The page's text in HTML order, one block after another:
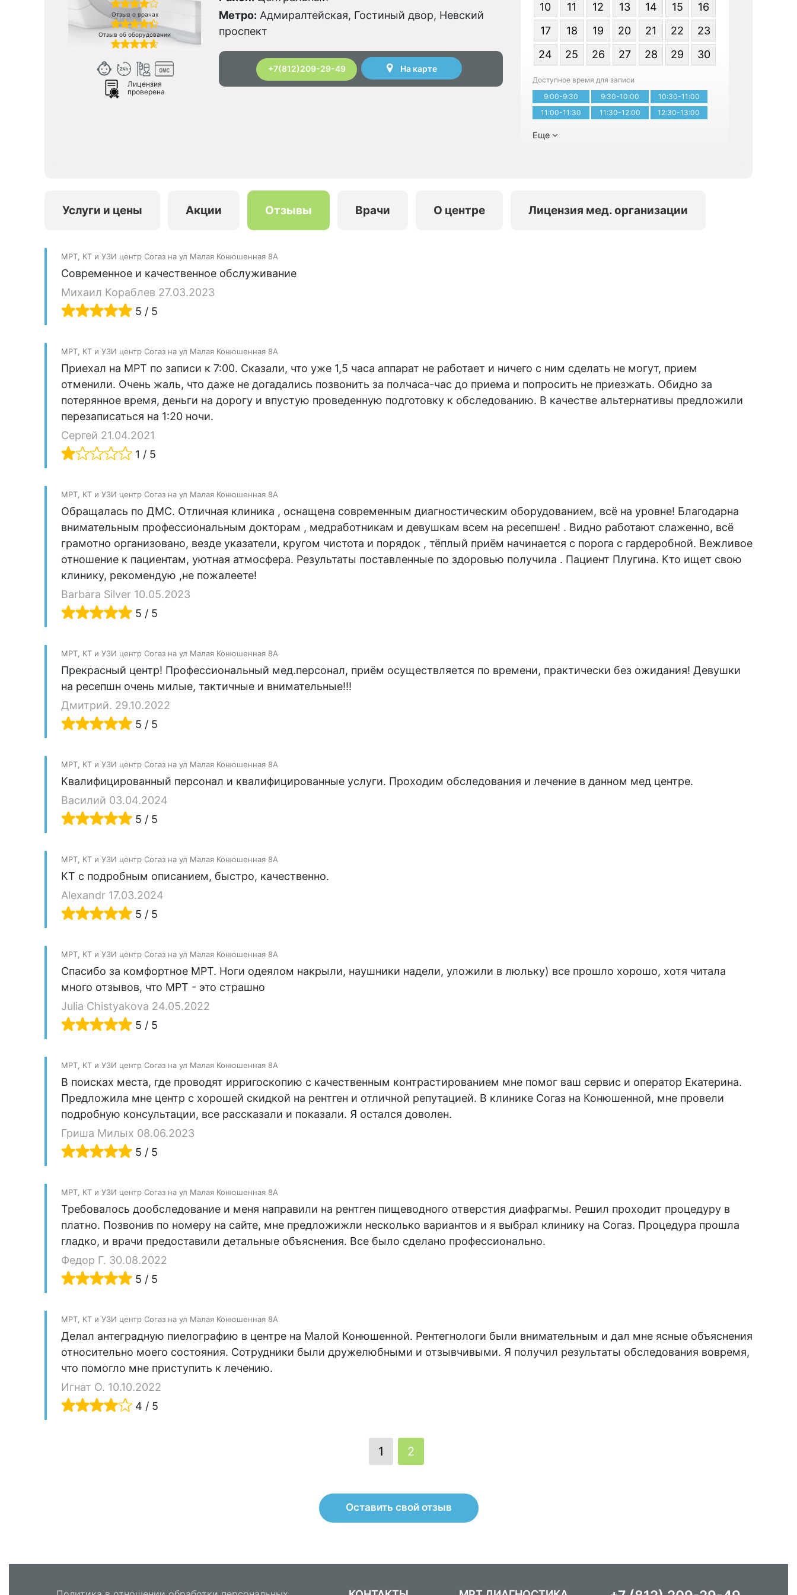
Отзыв о врачах
Отзыв об оборудовании
Лицензия
проверена
Метро: Адмиралтейская, Гостиный двор, Невский
проспект
+7(812)209-29-49 На карте
10
11 12 13 14 15
16
17
18 19 20 21 22
23
24
25 26 27 28 29 30
Доступное время для записи
9:00-9:30
9:30-10:00
10:30-11:00
11:00-11:30
11:30-12:00 12:30-13:00
Еще
Услуги и цены Акции Отзывы Врачи О центре Лицензия мед. организации
МРТ, КТ и УЗИ центр Согаз на ул Малая Конюшенная 8А
Современное и качественное обслуживание
Михаил Кораблев 27.03.2023
5 / 5
МРТ, КТ и УЗИ центр Согаз на ул Малая Конюшенная 8А
Приехал на МРТ по записи к 7:00. Сказали, что уже 1,5 часа аппарат не работает и ничего с ним сделать не могут, прием
отменили. Очень жаль, что даже не догадались позвонить за полчаса-час до приема и попросить не приезжать. Обидно за
потерянное время, деньги на дорогу и впустую проведенную подготовку к обследованию. В качестве альтернативы предложили
перезаписаться на 1:20 ночи.
Сергей 21.04.2021
1 / 5
МРТ, КТ и УЗИ центр Согаз на ул Малая Конюшенная 8А
Обращалась по ДМС. Отличная клиника , оснащена современным диагностическим оборудованием, всё на уровне! Благодарна
внимательным профессиональным докторам , медработникам и девушкам всем на ресепшен! . Видно работают слаженно, всё
грамотно организовано, везде указатели, кругом чистота и порядок , тёплый приём начинается с порога с гардеробной. Вежливое
отношение к пациентам, уютная атмосфера. Результаты поставленные по здоровью получила . Пациент Плугина. Кто ищет свою
клинику, рекомендую ,не пожалеете!
Barbara Silver 10.05.2023
5 / 5
МРТ, КТ и УЗИ центр Согаз на ул Малая Конюшенная 8А
Прекрасный центр! Профессиональный мед.персонал, приём осуществляется по времени, практически без ожидания! Девушки
на ресепшн очень милые, тактичные и внимательные!!!
Дмитрий. 29.10.2022
5 / 5
МРТ, КТ и УЗИ центр Согаз на ул Малая Конюшенная 8А
Квалифицированный персонал и квалифицированные услуги. Проходим обследования и лечение в данном мед центре.
Василий 03.04.2024
5 / 5
МРТ, КТ и УЗИ центр Согаз на ул Малая Конюшенная 8А
КТ с подробным описанием, быстро, качественно.
Alexandr 17.03.2024
5 / 5
МРТ, КТ и УЗИ центр Согаз на ул Малая Конюшенная 8А
Спасибо за комфортное МРТ. Ноги одеялом накрыли, наушники надели, уложили в люльку) все прошло хорошо, хотя читала
много отзывов, что МРТ - это страшно
Julia Chistyakova 24.05.2022
5 / 5
МРТ, КТ и УЗИ центр Согаз на ул Малая Конюшенная 8А
В поисках места, где проводят ирригоскопию с качественным контрастированием мне помог ваш сервис и оператор Екатерина.
Предложила мне центр с хорошей скидкой на рентген и отличной репутацией. В клинике Согаз на Конюшенной, мне провели
подробную консультации, все рассказали и показали. Я остался доволен.
Гриша Милых 08.06.2023
5 / 5
МРТ, КТ и УЗИ центр Согаз на ул Малая Конюшенная 8А
Требовалось дообследование и меня направили на рентген пищеводного отверстия диафрагмы. Решил проходит процедуру в
платно. Позвонив по номеру на сайте, мне предложижли несколько вариантов и я выбрал клинику на Согаз. Процедура прошла
гладко, и врачи предоставили детальные объяснения. Все было сделано профессионально.
Федор Г. 30.08.2022
5 / 5
МРТ, КТ и УЗИ центр Согаз на ул Малая Конюшенная 8А
Делал антеградную пиелографию в центре на Малой Конюшенной. Рентегнологи были внимательным и дал мне ясные объяснения
относительно моего состояния. Сотрудники были дружелюбными и отзывчивыми. Я получил результаты обследования вовремя,
что помогло мне приступить к лечению.
Игнат О. 10.10.2022
4 / 5
1 2
Оставить свой отзыв